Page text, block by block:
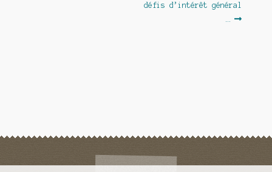
défis d’intérêt général